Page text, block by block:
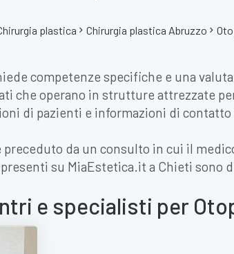
plastica Chirurgia plastica Abruzzo
competenze specifiche e una
che operano in strutture attrezzate
di pazienti e informazioni di
da un consulto in cui il
su MiaEstetica.it a Chieti sono
e specialisti per